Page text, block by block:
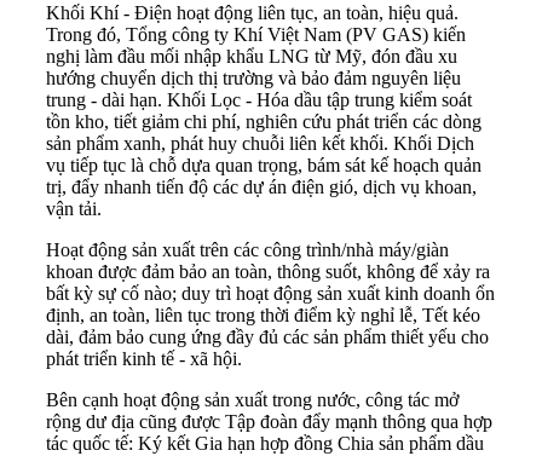
Khối Khí - Điện hoạt động liên tục, an toàn, hiệu quả.
Trong đó, Tổng công ty Khí Việt Nam (PV GAS) kiến
nghị làm đầu mối nhập khẩu LNG từ Mỹ, đón đầu xu
hướng chuyển dịch thị trường và bảo đảm nguyên liệu
trung - dài hạn. Khối Lọc - Hóa dầu tập trung kiểm soát
tồn kho, tiết giảm chi phí, nghiên cứu phát triển các dòng
sản phẩm xanh, phát huy chuỗi liên kết khối. Khối Dịch
vụ tiếp tục là chỗ dựa quan trọng, bám sát kế hoạch quản
trị, đẩy nhanh tiến độ các dự án điện gió, dịch vụ khoan,
vận tải.
Hoạt động sản xuất trên các công trình/nhà máy/giàn
khoan được đảm bảo an toàn, thông suốt, không để xảy ra
bất kỳ sự cố nào; duy trì hoạt động sản xuất kinh doanh ổn
định, an toàn, liên tục trong thời điểm kỳ nghỉ lễ, Tết kéo
dài, đảm bảo cung ứng đầy đủ các sản phẩm thiết yếu cho
phát triển kinh tế - xã hội.
Bên cạnh hoạt động sản xuất trong nước, công tác mở
rộng dư địa cũng được Tập đoàn đẩy mạnh thông qua hợp
tác quốc tế: Ký kết Gia hạn hợp đồng Chia sản phẩm dầu